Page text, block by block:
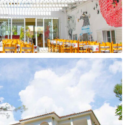
45.000 - 65.000 ден
Cashback
3300 ден
За уплата
над 85.000 ден
Cashback
4100 ден